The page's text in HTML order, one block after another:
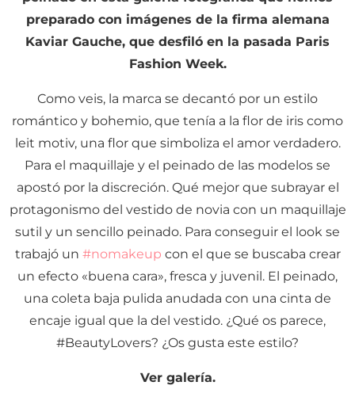
preparado con imágenes de la firma alemana
Kaviar Gauche, que desfiló en la pasada Paris
Fashion Week.
Como veis, la marca se decantó por un estilo
romántico y bohemio, que tenía a la flor de iris como
leit motiv, una flor que simboliza el amor verdadero.
Para el maquillaje y el peinado de las modelos se
apostó por la discreción. Qué mejor que subrayar el
protagonismo del vestido de novia con un maquillaje
sutil y un sencillo peinado. Para conseguir el look se
trabajó un #nomakeup con el que se buscaba crear
un efecto «buena cara», fresca y juvenil. El peinado,
una coleta baja pulida anudada con una cinta de
encaje igual que la del vestido. ¿Qué os parece,
#BeautyLovers? ¿Os gusta este estilo?
Ver galería.